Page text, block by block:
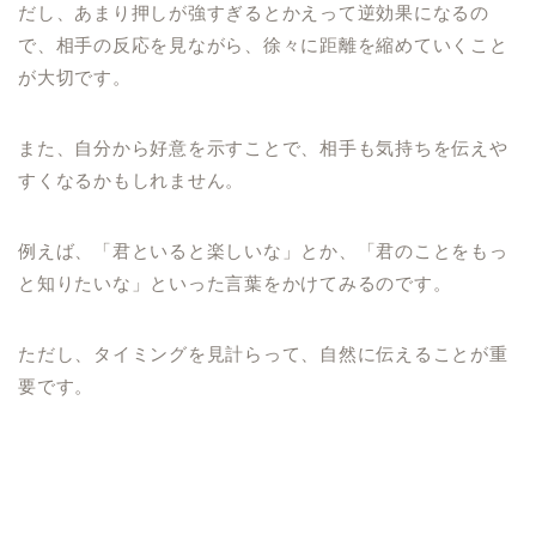
だし、あまり押しが強すぎるとかえって逆効果になるの
で、相手の反応を見ながら、徐々に距離を縮めていくこと
が大切です。
また、自分から好意を示すことで、相手も気持ちを伝えや
すくなるかもしれません。
例えば、「君といると楽しいな」とか、「君のことをもっ
と知りたいな」といった言葉をかけてみるのです。
ただし、タイミングを見計らって、自然に伝えることが重
要です。